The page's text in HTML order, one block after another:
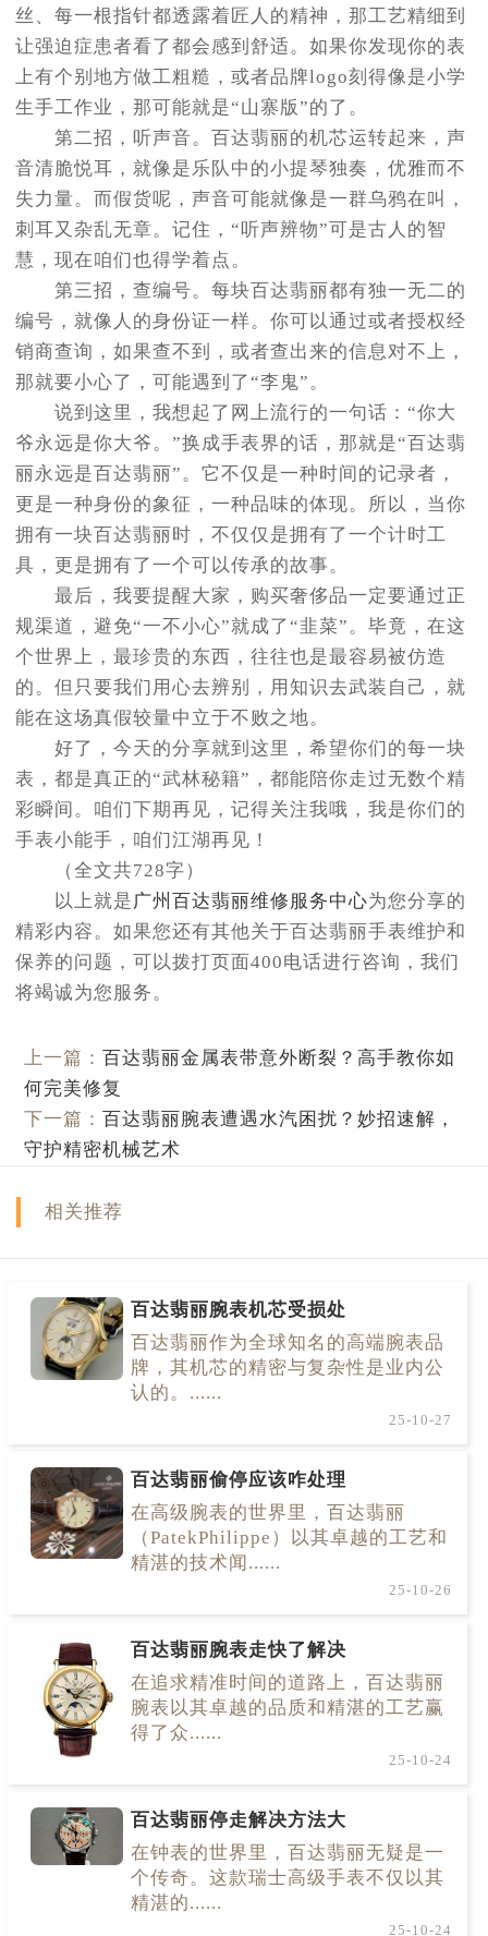
丝、每一根指针都透露着匠人的精神，那工艺精细到
让强迫症患者看了都会感到舒适。如果你发现你的表
上有个别地方做工粗糙，或者品牌logo刻得像是小学
生手工作业，那可能就是“山寨版”的了。
第二招，听声音。百达翡丽的机芯运转起来，声
音清脆悦耳，就像是乐队中的小提琴独奏，优雅而不
失力量。而假货呢，声音可能就像是一群乌鸦在叫，
刺耳又杂乱无章。记住，“听声辨物”可是古人的智
慧，现在咱们也得学着点。
第三招，查编号。每块百达翡丽都有独一无二的
编号，就像人的身份证一样。你可以通过或者授权经
销商查询，如果查不到，或者查出来的信息对不上，
那就要小心了，可能遇到了“李鬼”。
说到这里，我想起了网上流行的一句话：“你大
爷永远是你大爷。”换成手表界的话，那就是“百达翡
丽永远是百达翡丽”。它不仅是一种时间的记录者，
更是一种身份的象征，一种品味的体现。所以，当你
拥有一块百达翡丽时，不仅仅是拥有了一个计时工
具，更是拥有了一个可以传承的故事。
最后，我要提醒大家，购买奢侈品一定要通过正
规渠道，避免“一不小心”就成了“韭菜”。毕竟，在这
个世界上，最珍贵的东西，往往也是最容易被仿造
的。但只要我们用心去辨别，用知识去武装自己，就
能在这场真假较量中立于不败之地。
好了，今天的分享就到这里，希望你们的每一块
表，都是真正的“武林秘籍”，都能陪你走过无数个精
彩瞬间。咱们下期再见，记得关注我哦，我是你们的
手表小能手，咱们江湖再见！
（全文共728字）
以上就是广州百达翡丽维修服务中心为您分享的
精彩内容。如果您还有其他关于百达翡丽手表维护和
保养的问题，可以拨打页面400电话进行咨询，我们
将竭诚为您服务。
上一篇：百达翡丽金属表带意外断裂？高手教你如
何完美修复
下一篇：百达翡丽腕表遭遇水汽困扰？妙招速解，
守护精密机械艺术
相关推荐
百达翡丽腕表机芯受损处
百达翡丽作为全球知名的高端腕表品
牌，其机芯的精密与复杂性是业内公
认的。......
25-10-27
百达翡丽偷停应该咋处理
在高级腕表的世界里，百达翡丽
（PatekPhilippe）以其卓越的工艺和
精湛的技术闻......
25-10-26
百达翡丽腕表走快了解决
在追求精准时间的道路上，百达翡丽
腕表以其卓越的品质和精湛的工艺赢
得了众......
25-10-24
百达翡丽停走解决方法大
在钟表的世界里，百达翡丽无疑是一
个传奇。这款瑞士高级手表不仅以其
精湛的......
25-10-24